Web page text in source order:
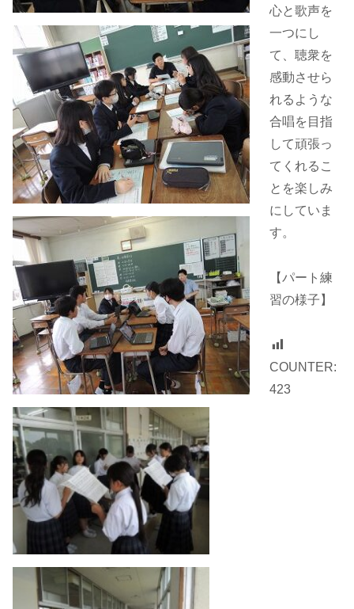
心と歌声を
一つにし
て、聴衆を
感動させら
れるような
合唱を目指
して頑張っ
てくれるこ
とを楽しみ
にしていま
す。
【パート練
習の様子】
COUNTER:
423